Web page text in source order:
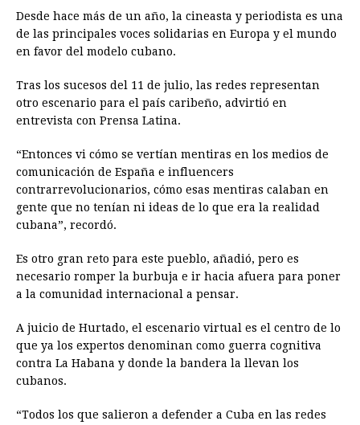
Desde hace más de un año, la cineasta y periodista es una
de las principales voces solidarias en Europa y el mundo
en favor del modelo cubano.
Tras los sucesos del 11 de julio, las redes representan
otro escenario para el país caribeño, advirtió en
entrevista con Prensa Latina.
“Entonces vi cómo se vertían mentiras en los medios de
comunicación de España e influencers
contrarrevolucionarios, cómo esas mentiras calaban en
gente que no tenían ni ideas de lo que era la realidad
cubana”, recordó.
Es otro gran reto para este pueblo, añadió, pero es
necesario romper la burbuja e ir hacia afuera para poner
a la comunidad internacional a pensar.
A juicio de Hurtado, el escenario virtual es el centro de lo
que ya los expertos denominan como guerra cognitiva
contra La Habana y donde la bandera la llevan los
cubanos.
“Todos los que salieron a defender a Cuba en las redes